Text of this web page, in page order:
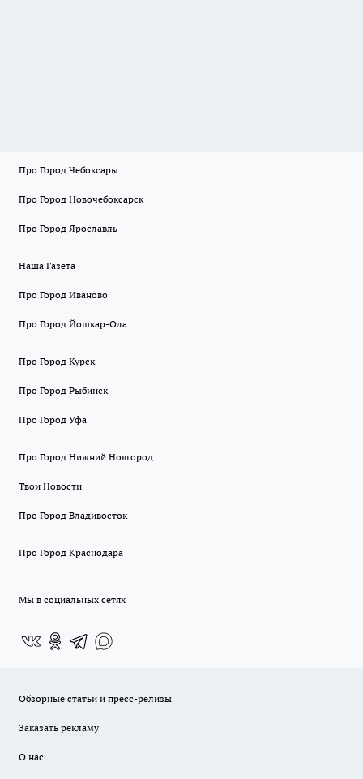
Про Город Чебоксары
Про Город Новочебоксарск
Про Город Ярославль
Наша Газета
Про Город Иваново
Про Город Йошкар-Ола
Про Город Курск
Про Город Рыбинск
Про Город Уфа
Про Город Нижний Новгород
Твои Новости
Про Город Владивосток
Про Город Краснодара
Мы в социальных сетях
Обзорные статьи и пресс-релизы
Заказать рекламу
О нас